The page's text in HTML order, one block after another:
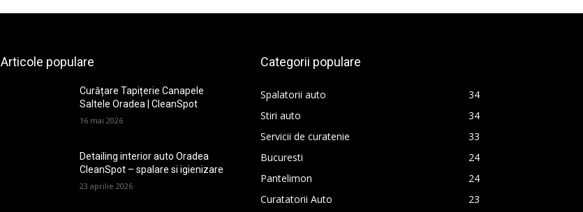
Articole populare
Curățare Tapițerie Canapele
Saltele Oradea | CleanSpot
16 mai 2026
Detailing interior auto Oradea
CleanSpot – spalare si igienizare
23 aprilie 2026
Categorii populare
Spalatorii auto
34
Stiri auto
34
Servicii de curatenie
33
Bucuresti
24
Pantelimon
24
Curatatorii Auto
23